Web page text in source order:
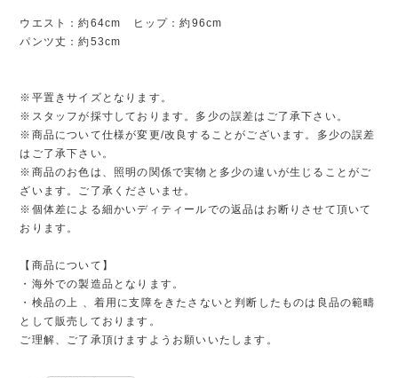
ウエスト：約64cm ヒップ：約96cm
パンツ丈：約53cm
※平置きサイズとなります。
※スタッフが採寸しております。多少の誤差はご了承下さい。
※商品について仕様が変更/改良することがございます。多少の誤差
はご了承下さい。
※商品のお色は、照明の関係で実物と多少の違いが生じることがご
ざいます。ご了承くださいませ。
※個体差による細かいディティールでの返品はお断りさせて頂いて
おります。
【商品について】
・海外での製造品となります。
・検品の上 、着用に支障をきたさないと判断したものは良品の範疇
として販売しております。
ご理解、ご了承頂けますようお願いいたします。